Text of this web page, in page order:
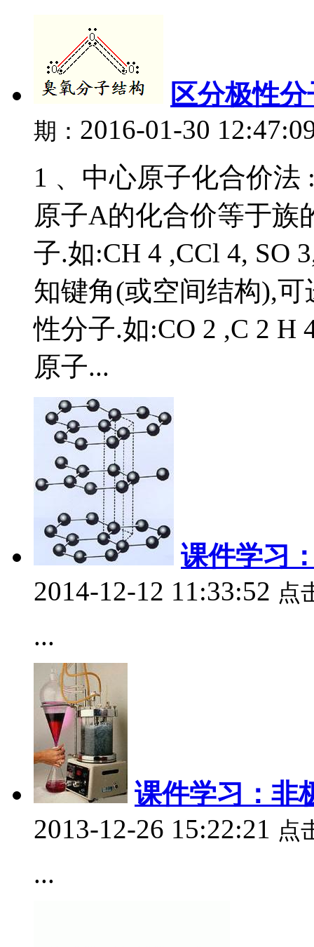
区分极性
期： 2016-01-30
1 、中心原子化合价
原子A的化合价等于族
子.如:CH 4 ,CCl 4, SO
知键角(或空间结构),
性分子.如:CO 2 ,C 2 H
原子...
课件学习
2014-12-12 11:33:52 点
...
课件学习：非
2013-12-26 15:22:21 点
...